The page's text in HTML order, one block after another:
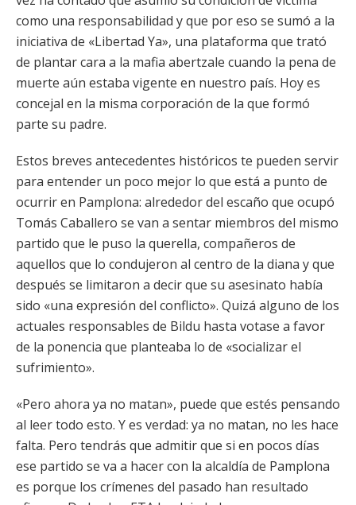
como una responsabilidad y que por eso se sumó a la
iniciativa de «Libertad Ya», una plataforma que trató
de plantar cara a la mafia abertzale cuando la pena de
muerte aún estaba vigente en nuestro país. Hoy es
concejal en la misma corporación de la que formó
parte su padre.
Estos breves antecedentes históricos te pueden servir
para entender un poco mejor lo que está a punto de
ocurrir en Pamplona: alrededor del escaño que ocupó
Tomás Caballero se van a sentar miembros del mismo
partido que le puso la querella, compañeros de
aquellos que lo condujeron al centro de la diana y que
después se limitaron a decir que su asesinato había
sido «una expresión del conflicto». Quizá alguno de los
actuales responsables de Bildu hasta votase a favor
de la ponencia que planteaba lo de «socializar el
sufrimiento».
«Pero ahora ya no matan», puede que estés pensando
al leer todo esto. Y es verdad: ya no matan, no les hace
falta. Pero tendrás que admitir que si en pocos días
ese partido se va a hacer con la alcaldía de Pamplona
es porque los crímenes del pasado han resultado